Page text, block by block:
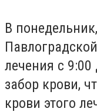
В
лечения с 9:00
забор крови,
крови этого